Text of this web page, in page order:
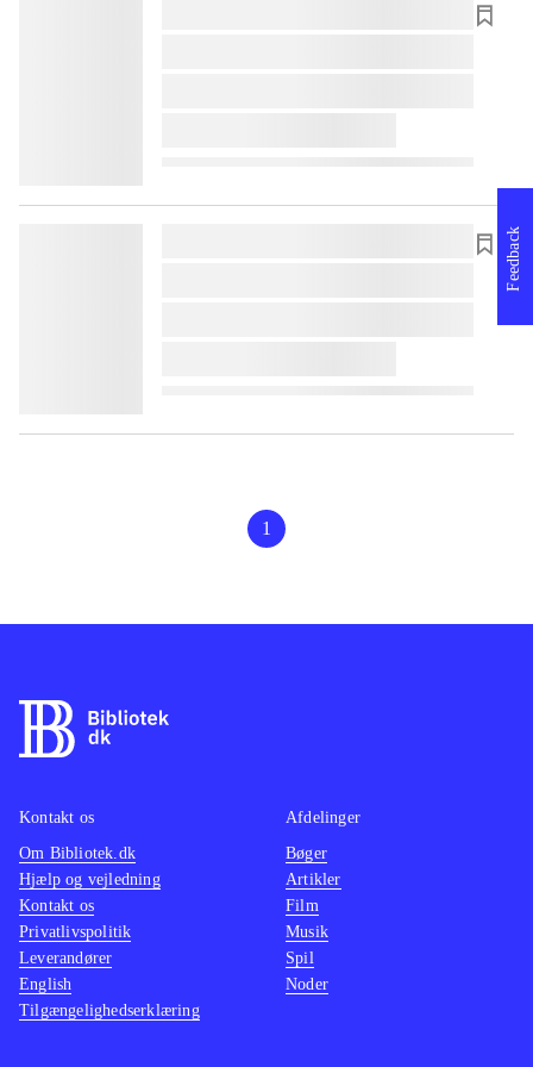
lorem ipsum dolor sit amet ...
lorem ipsum dolor sit amet ...
lorem ipsum dolor sit amet ...
lorem ipsum dolor sit amet ...
1
Feedback
Kontakt os
Om Bibliotek.dk
Hjælp og vejledning
Kontakt os
Privatlivspolitik
Leverandører
English
Tilgængelighedserklæring
Afdelinger
Bøger
Artikler
Film
Musik
Spil
Noder